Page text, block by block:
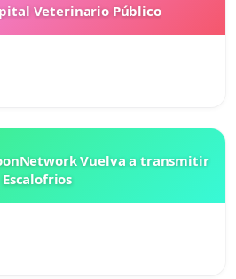
Veterinario Público
Vuelva a transmitir
Escalofrios